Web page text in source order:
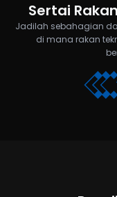
Sertai
Jadilah sebahagian
di mana rakan